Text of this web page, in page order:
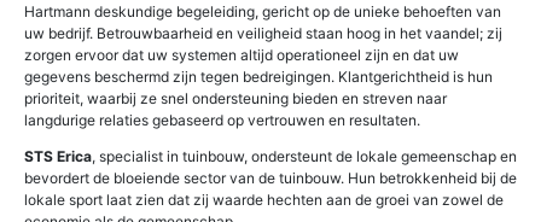
Hartmann deskundige begeleiding, gericht op de unieke behoeften van
uw bedrijf. Betrouwbaarheid en veiligheid staan hoog in het vaandel; zij
zorgen ervoor dat uw systemen altijd operationeel zijn en dat uw
gegevens beschermd zijn tegen bedreigingen. Klantgerichtheid is hun
prioriteit, waarbij ze snel ondersteuning bieden en streven naar
langdurige relaties gebaseerd op vertrouwen en resultaten.
STS Erica, specialist in tuinbouw, ondersteunt de lokale gemeenschap en
bevordert de bloeiende sector van de tuinbouw. Hun betrokkenheid bij de
lokale sport laat zien dat zij waarde hechten aan de groei van zowel de